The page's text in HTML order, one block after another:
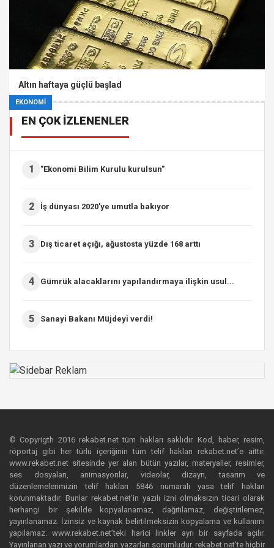
EKONOMİ
Altın haftaya güçlü başlad
EN ÇOK İZLENENLER
1 "Ekonomi Bilim Kurulu kurulsun"
2 İş dünyası 2020'ye umutla bakıyor
3 Dış ticaret açığı, ağustosta yüzde 168 arttı
4 Gümrük alacaklarını yapılandırmaya ilişkin usul...
5 Sanayi Bakanı Müjdeyi verdi!
© Copyrigth 2016 rekabet.net tüm hakları saklıdır. Kod, haber, resim,
röportaj gibi her türlü içeriğinin tüm telif hakları rekabet.net’e aittir.
www.rekabet.net sitesinde yer alan bütün yazılar, materyaller, resimler,
ses dosyaları, animasyonlar, videolar, dizayn, tasarım ve
düzenlemelerimizin telif hakları 5846 numaralı yasa telif hakları
korunmaktadır. Bunlar rekabet.net’in yazılı izni olmaksızın ticari olarak
herhangi bir şekilde kopyalanamaz, dağıtılamaz, değiştirilemez,
yayınlanamaz. İzinsiz ve kaynak belirtilmeksizin kopyalama ve kullanımı
yapılamaz. www.rekabet.net’teki harici linkler ayrı bir sayfada açılır.
Yayınlanan yazı ve yorumlardan yazarları sorumludur. rekabet.net’te hiçbir